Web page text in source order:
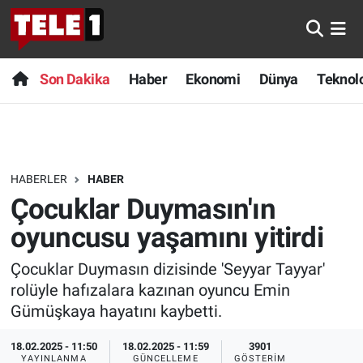
Son Dakika Haber Ekonomi Dünya
HABERLER HABER
Çocuklar Duymasın'ın
oyuncusu yaşamını yitirdi
Çocuklar Duymasın dizisinde 'Seyyar Tayyar'
rolüyle hafızalara kazınan oyuncu Emin
Gümüşkaya hayatını kaybetti.
18.02.2025 - 11:50
YAYINLANMA
18.02.2025 - 11:59
GÜNCELLEME
3901
GÖSTERIM
Anında Manşet
Başka Sohbetler
Bilim turu
Bilim ve Teknoloji Evreni
Doğa Konuşuyor
Dünya
Ege Saati
Son Dakika
Haber
Dünya
Sağlık
Spor
Yayın Akışı
Nöbetçi Eczaneler
Hava Durumu
Trafik Durumu
Süper Lig Puan Durumu ve Fikstür
Tüm Manşetler
Son Dakika Haberleri
Haber Arşivi